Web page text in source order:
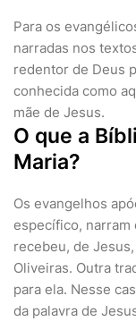
Para os
narradas nos
redentor de Deus
conhecida como
mãe de Jesus.
O que a
Maria?
Os evangelhos
específico, narram
recebeu, de
Oliveiras. Outra
para ela. Nesse
da palavra de